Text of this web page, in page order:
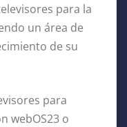
para la
un área de
de su
para
webOS23 o